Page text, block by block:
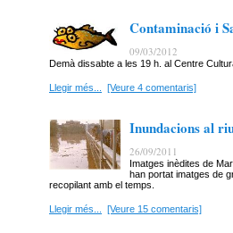
Contaminació i
09/03/2012
Demà dissabte a les 19 h. al Centre
Llegir més... [Veure 4 comentaris]
Inundacions al
26/09/2011
Imatges inèdites de
han portat imatges de
recopilant amb el temps.
Llegir més... [Veure 15 comentaris]